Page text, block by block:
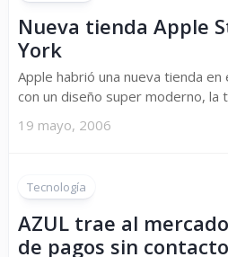
Nueva tienda Apple
York
Apple habrió una nueva tienda
con un diseño super moderno, la
19 mayo, 2006
Tecnología
AZUL trae al
de pagos sin contacto